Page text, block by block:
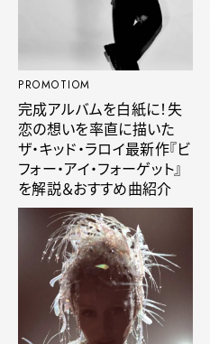
PROMOTIOM
完成アルバムを白紙に！失
恋の想いを率直に描いた
ザ・キッド・ラロイ最新作『ビ
フォー・アイ・フォーゲット』
を解説＆おすすめ曲紹介